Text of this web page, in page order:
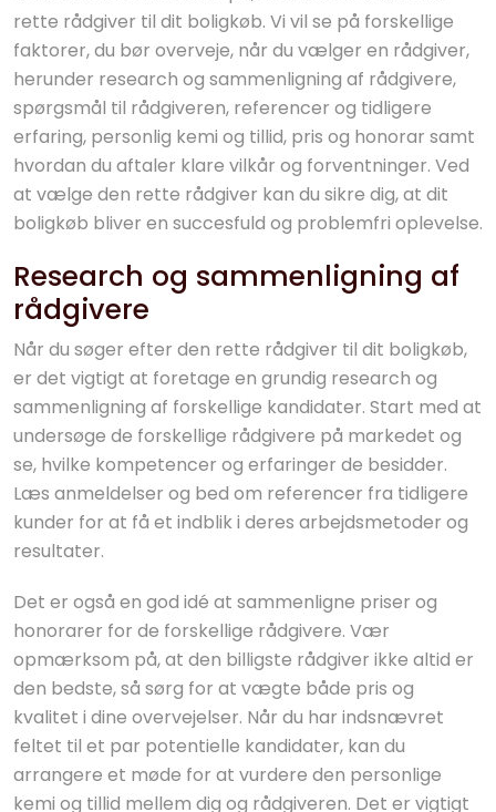
rette rådgiver til dit boligkøb. Vi vil se på forskellige
faktorer, du bør overveje, når du vælger en rådgiver,
herunder research og sammenligning af rådgivere,
spørgsmål til rådgiveren, referencer og tidligere
erfaring, personlig kemi og tillid, pris og honorar samt
hvordan du aftaler klare vilkår og forventninger. Ved
at vælge den rette rådgiver kan du sikre dig, at dit
boligkøb bliver en succesfuld og problemfri oplevelse.
Research og sammenligning af
rådgivere
Når du søger efter den rette rådgiver til dit boligkøb,
er det vigtigt at foretage en grundig research og
sammenligning af forskellige kandidater. Start med at
undersøge de forskellige rådgivere på markedet og
se, hvilke kompetencer og erfaringer de besidder.
Læs anmeldelser og bed om referencer fra tidligere
kunder for at få et indblik i deres arbejdsmetoder og
resultater.
Det er også en god idé at sammenligne priser og
honorarer for de forskellige rådgivere. Vær
opmærksom på, at den billigste rådgiver ikke altid er
den bedste, så sørg for at vægte både pris og
kvalitet i dine overvejelser. Når du har indsnævret
feltet til et par potentielle kandidater, kan du
arrangere et møde for at vurdere den personlige
kemi og tillid mellem dig og rådgiveren. Det er vigtigt